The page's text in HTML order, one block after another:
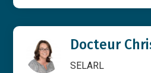
Docteur
SELARL